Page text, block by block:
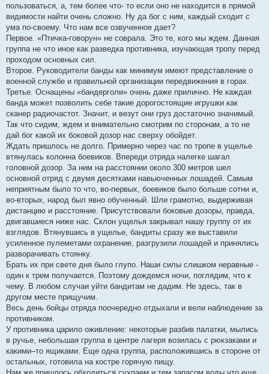
пользоваться, а, тем более что- то если оно не находится в прямой
видимости найти очень сложно. Ну да бог с ним, каждый сходит с
ума по-своему. Что нам все озвученное дает?
Первое. «Птичка-говорун» не соврала. Это те, кого мы ждем. Данная
группа не что иное как разведка противника, изучающая тропу перед
проходом основных сил.
Второе. Руководители банды как минимум имеют представление о
военной службе и правильной организации передвижения в горах.
Третье. Оснащены «бандерголи» очень даже прилично. Не каждая
банда может позволить себе такие дорогостоящие игрушки как
сканер радиочастот. Значит, и везут они груз достаточно значимый.
Так что сидим, ждем и внимательно смотрим по сторонам, а то не
дай бог какой их боковой дозор нас сверху обойдет.
Ждать пришлось не долго. Примерно через час по тропе в ущелье
втянулась колонна боевиков. Впереди отряда налегке шагал
головной дозор. За ним на расстоянии около 300 метров шел
основной отряд с двумя десятками навьюченных лошадей. Самым
неприятным было то что, во-первых, боевиков было больше сотни и,
во-вторых, народ был явно обученный. Шли грамотно, выдерживая
дистанцию и расстояние. Присутствовали боковые дозоры, правда,
двигавшиеся ниже нас. Склон ущелья закрывал нашу группу от их
взглядов. Втянувшись в ущелье, бандиты сразу же выставили
усиленное пулеметами охранение, разгрузили лошадей и принялись
разворачивать стоянку.
Брать их при свете дня было глупо. Наши силы слишком неравные -
один к трем получается. Поэтому дождемся ночи, поглядим, что к
чему. В любом случаи уйти бандитам не дадим. Не здесь, так в
другом месте прищучим.
Весь день бойцы отряда поочередно отдыхали и вели наблюдение за
противником.
У противника царило оживление: некоторые разбив палатки, мылись
в ручье, небольшая группа в центре лагеря возилась с рюкзаками и
какими–то ящиками. Еще одна группа, расположившись в стороне от
остальных, готовила на костре горячую пищу.